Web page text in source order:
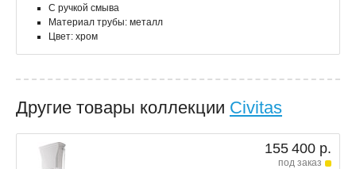
С ручкой смыва
Материал трубы: металл
Цвет: хром
Другие товары коллекции Civitas
155 400 р.
под заказ